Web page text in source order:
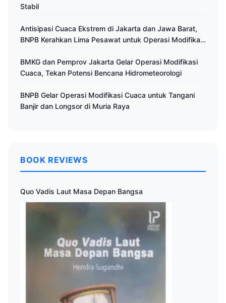
Stabil
Antisipasi Cuaca Ekstrem di Jakarta dan Jawa Barat,
BNPB Kerahkan Lima Pesawat untuk Operasi Modifikasi
BMKG dan Pemprov Jakarta Gelar Operasi Modifikasi
Cuaca, Tekan Potensi Bencana Hidrometeorologi
BNPB Gelar Operasi Modifikasi Cuaca untuk Tangani
Banjir dan Longsor di Muria Raya
BOOK REVIEWS
Quo Vadis Laut Masa Depan Bangsa